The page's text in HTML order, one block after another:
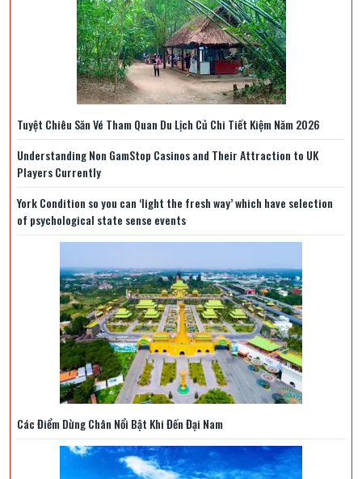
Tuyệt Chiêu Săn Vé Tham Quan Du Lịch Củ Chi Tiết Kiệm Năm 2026
Understanding Non GamStop Casinos and Their Attraction to UK
Players Currently
York Condition so you can ‘light the fresh way’ which have selection
of psychological state sense events
Các Điểm Dừng Chân Nổi Bật Khi Đến Đại Nam